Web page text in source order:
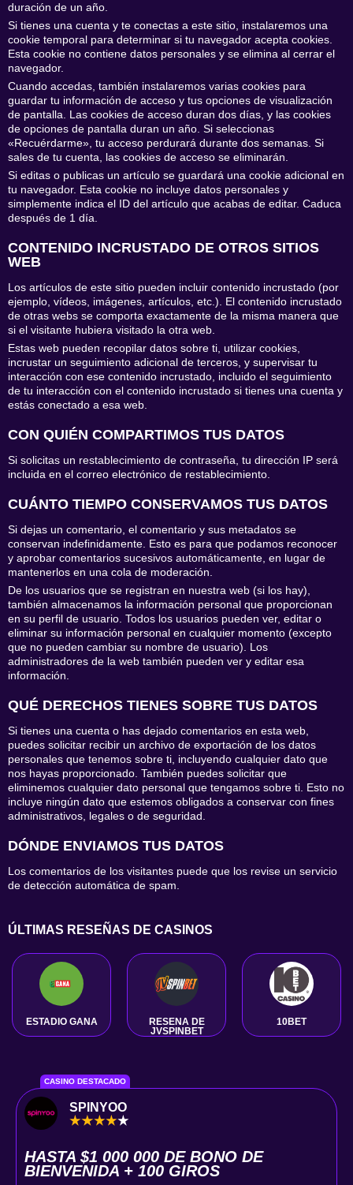
duración de un año.
Si tienes una cuenta y te conectas a este sitio, instalaremos una
cookie temporal para determinar si tu navegador acepta cookies.
Esta cookie no contiene datos personales y se elimina al cerrar el
navegador.
Cuando accedas, también instalaremos varias cookies para
guardar tu información de acceso y tus opciones de visualización
de pantalla. Las cookies de acceso duran dos días, y las cookies
de opciones de pantalla duran un año. Si seleccionas
«Recuérdarme», tu acceso perdurará durante dos semanas. Si
sales de tu cuenta, las cookies de acceso se eliminarán.
Si editas o publicas un artículo se guardará una cookie adicional en
tu navegador. Esta cookie no incluye datos personales y
simplemente indica el ID del artículo que acabas de editar. Caduca
después de 1 día.
CONTENIDO INCRUSTADO DE OTROS SITIOS
WEB
Los artículos de este sitio pueden incluir contenido incrustado (por
ejemplo, vídeos, imágenes, artículos, etc.). El contenido incrustado
de otras webs se comporta exactamente de la misma manera que
si el visitante hubiera visitado la otra web.
Estas web pueden recopilar datos sobre ti, utilizar cookies,
incrustar un seguimiento adicional de terceros, y supervisar tu
interacción con ese contenido incrustado, incluido el seguimiento
de tu interacción con el contenido incrustado si tienes una cuenta y
estás conectado a esa web.
CON QUIÉN COMPARTIMOS TUS DATOS
Si solicitas un restablecimiento de contraseña, tu dirección IP será
incluida en el correo electrónico de restablecimiento.
CUÁNTO TIEMPO CONSERVAMOS TUS DATOS
Si dejas un comentario, el comentario y sus metadatos se
conservan indefinidamente. Esto es para que podamos reconocer
y aprobar comentarios sucesivos automáticamente, en lugar de
mantenerlos en una cola de moderación.
De los usuarios que se registran en nuestra web (si los hay),
también almacenamos la información personal que proporcionan
en su perfil de usuario. Todos los usuarios pueden ver, editar o
eliminar su información personal en cualquier momento (excepto
que no pueden cambiar su nombre de usuario). Los
administradores de la web también pueden ver y editar esa
información.
QUÉ DERECHOS TIENES SOBRE TUS DATOS
Si tienes una cuenta o has dejado comentarios en esta web,
puedes solicitar recibir un archivo de exportación de los datos
personales que tenemos sobre ti, incluyendo cualquier dato que
nos hayas proporcionado. También puedes solicitar que
eliminemos cualquier dato personal que tengamos sobre ti. Esto no
incluye ningún dato que estemos obligados a conservar con fines
administrativos, legales o de seguridad.
DÓNDE ENVIAMOS TUS DATOS
Los comentarios de los visitantes puede que los revise un servicio
de detección automática de spam.
ÚLTIMAS RESEÑAS DE CASINOS
ESTADIO GANA
RESEÑA DE
JVSPINBET
CASINO
10BET
CASINO DESTACADO
SPINYOO
HASTA $1 000 000 DE BONO DE
BIENVENIDA + 100 GIROS